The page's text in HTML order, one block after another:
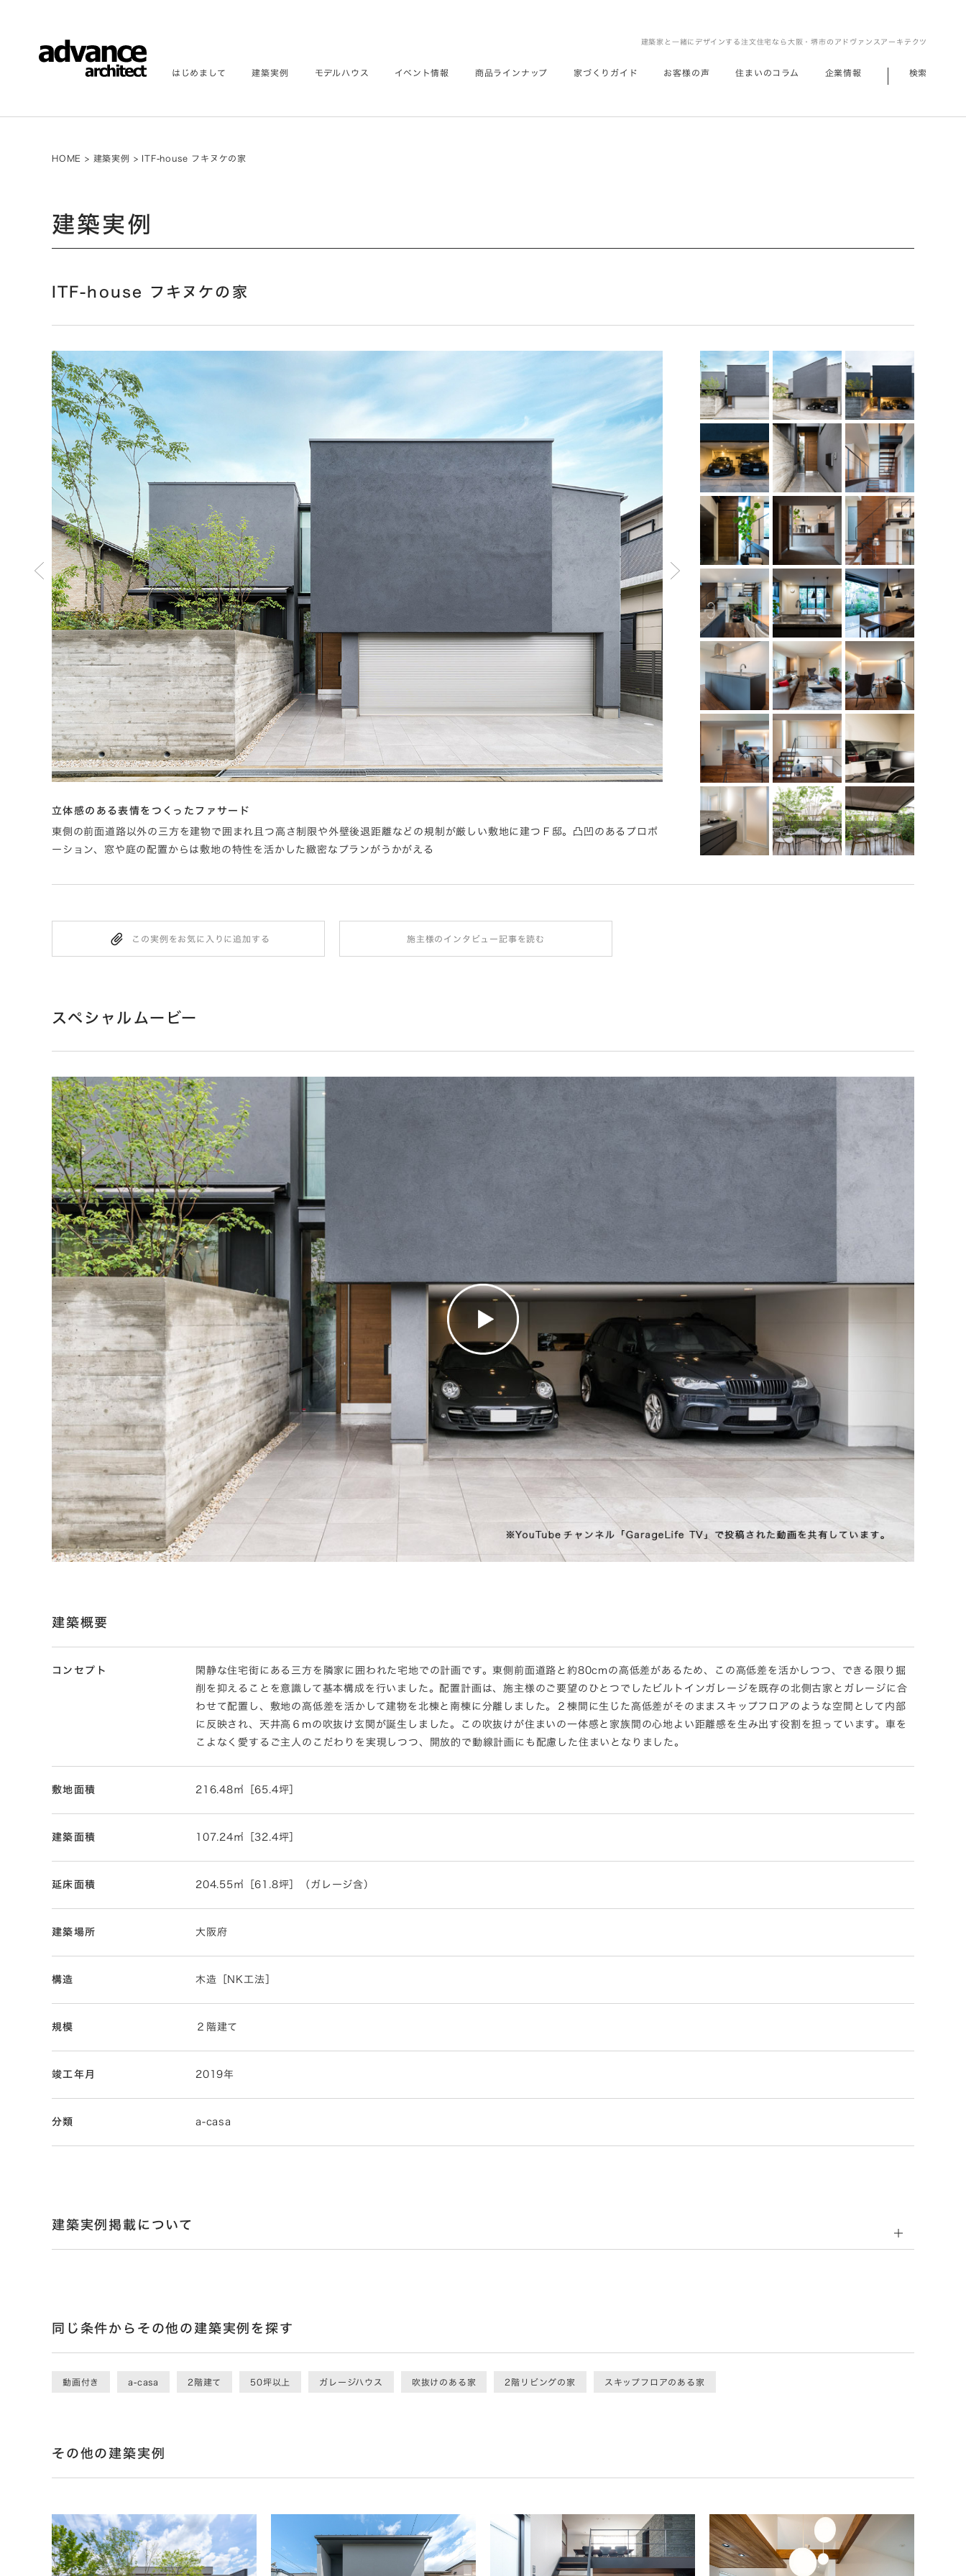
建築家と一緒にデザインする注文住宅なら大阪・堺市のアドヴァンスアーキテクツ
はじめまして 建築実例 モデルハウス イベント情報 商品ラインナップ 家づくりガイド お客様の声 住まいのコラム 企業情報 検索
HOME > 建築実例 > ITF-house フキヌケの家
建築実例
ITF-house フキヌケの家
立体感のある表情をつくったファサード
東側の前面道路以外の三方を建物で囲まれ且つ高さ制限や外壁後退距離などの規制が厳しい敷地に建つＦ邸。凸凹のあるプロポ
ーション、窓や庭の配置からは敷地の特性を活かした緻密なプランがうかがえる
モダンな建物に映える植栽
濃淡の異なるグレーを使い分けたムラのある塗装が端整な
トの塀と、塀を越えて高く伸びたアオダモ、ジューンベリー
施主様のインタビュー記事を読む
スペシャルムービー
建築概要
コンセプト
閑静な住宅街にある三方を隣家に囲われた宅地での計画です。東側前面道路と約80cmの高低差があるため、この高低差を活かしつつ、できる限り掘
削を抑えることを意識して基本構成を行いました。配置計画は、施主様のご要望のひとつでしたビルトインガレージを既存の北側古家とガレージに合
わせて配置し、敷地の高低差を活かして建物を北棟と南棟に分離しました。２棟間に生じた高低差がそのままスキップフロアのような空間として内部
に反映され、天井高６mの吹抜け玄関が誕生しました。この吹抜けが住まいの一体感と家族間の心地よい距離感を生み出す役割を担っています。車を
こよなく愛するご主人のこだわりを実現しつつ、開放的で動線計画にも配慮した住まいとなりました。
敷地面積 216.48㎡［65.4坪］
建築面積 107.24㎡［32.4坪］
延床面積 204.55㎡［61.8坪］（ガレージ含）
建築場所 大阪府
構造 木造［NK工法］
規模 ２階建て
竣工年月 2019年
分類 a-casa
建築実例掲載について
同じ条件からその他の建築実例を探す
動画付き a-casa 2階建て 50坪以上 ガレージハウス 吹抜けのある家 2階リビングの家 スキップフロアのある家
その他の建築実例